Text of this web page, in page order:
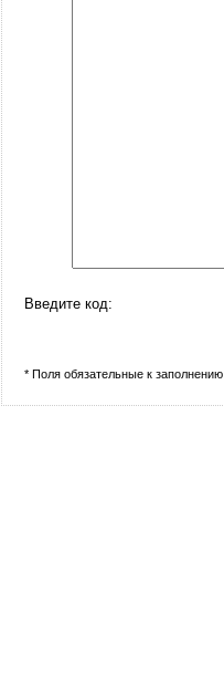
Введите код:
* Поля обязательные к заполнению